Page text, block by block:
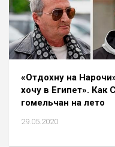
«Отдохну на
хочу в Египет». Как
гомельчан на лето
29.05.2020